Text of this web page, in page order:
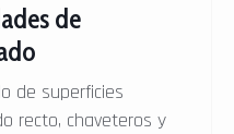
de
de superficies
recto, chaveteros y